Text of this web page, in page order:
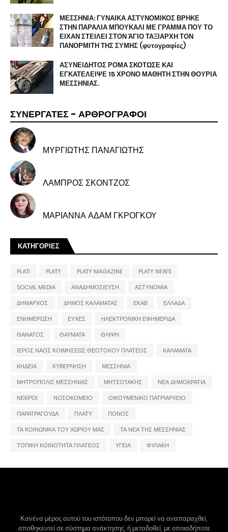
ΜΕΣΣΗΝΙΑ: ΓΥΝΑΙΚΑ ΑΣΤΥΝΟΜΙΚΟΣ ΒΡΗΚΕ
ΣΤΗΝ ΠΑΡΑΛΙΑ ΜΠΟΥΚΑΛΙ ΜΕ ΓΡΑΜΜΑ ΠΟΥ ΤΟ
ΕΙΧΑΝ ΣΤΕΙΛΕΙ ΣΤΟΝ ΆΓΙΟ ΤΑΞΙΑΡΧΗ ΤΟΝ
ΠΑΝΟΡΜΙΤΗ ΤΗΣ ΣΥΜΗΣ (φυτογραφίες)
ΑΣΥΝΕΙΔΗΤΟΣ ΡΟΜΑ ΣΚΟΤΩΣΕ ΚΑΙ
ΕΓΚΑΤΕΛΕΙΨΕ 15 ΧΡΟΝΟ ΜΑΘΗΤΗ ΣΤΗΝ ΘΟΥΡΙΑ
ΜΕΣΣΗΝΙΑΣ.
ΣΥΝΕΡΓΑΤΕΣ - ΑΡΘΡΟΓΡΑΦΟΙ
ΜΥΡΓΙΩΤΗΣ ΠΑΝΑΓΙΩΤΗΣ
ΛΑΜΠΡΟΣ ΣΚΟΝΤΖΟΣ
ΜΑΡΙΑΝΝΑ ΑΔΑΜ ΓΚΡΟΓΚΟΥ
ΚΑΤΗΓΟΡΙΕΣ
PLATI PLATY PLATY MAGAZINE
PLATY NEWS
SOCIAL MEDIA
ΑΝΑΔΗΜΟΣΙΕΥΣΗ
ΑΣΤΥΝΟΜΙΑ
ΔΗΜΑΡΧΟΣ
ΔΗΜΟΣ ΚΑΛΑΜΑΤΑΣ ΕΚΑΒ
ΕΛΛΑΔΑ
ΕΝΗΜΕΡΩΣΗ
ΕΥΧΕΣ
ΗΛΕΚΤΡΟΝΙΚΗ ΕΦΗΜΕΡΙΔΑ
ΘΑΝΑΤΟΣ
ΘΑΥΜΑΤΑ
ΘΛΙΨΗ
ΙΕΡΟΣ ΝΑΟΣ ΚΟΙΜΗΣΕΩΣ ΘΕΟΤΟΚΟΥ ΠΛΑΤΕΟΣ
ΚΑΛΑΜΑΤΑ
ΚΗΔΕΙΑ
ΚΥΒΕΡΝΗΣΗ
ΜΕΣΣΗΝΙΑ
ΜΗΤΡΟΠΟΛΙΣ ΜΕΣΣΗΝΙΑΣ
ΜΗΤΣΟΤΑΚΗΣ
ΝΕΑ ΔΗΜΟΚΡΑΤΙΑ
ΝΕΚΡΟΙ
ΝΟΣΟΚΟΜΕΙΟ
ΟΙΚΟΥΜΕΝΙΚΟ ΠΑΤΡΙΑΡΧΕΙΟ
ΠΑΡΑΤΡΑΓΟΥΔΑ
ΠΛΑΤΥ
ΠΟΝΟΣ
ΤΑ ΚΟΙΝΩΝΙΚΑ ΤΟΥ ΧΩΡΙΟΥ ΜΑΣ
ΤΑ ΝΕΑ ΤΗΣ ΜΕΣΣΗΝΙΑΣ
ΤΟΠΙΚΗ ΚΟΙΝΟΤΗΤΑ ΠΛΑΤΕΟΣ
ΥΓΕΙΑ ΦΥΛΑΚΗ
Κανένα μέρος αυτού του ιστότοπου δεν μπορεί να αναπαραχθεί,
αποθηκευτεί σε σύστημα ανάκτησης, ή μεταδοθεί, με οποιαδήποτε